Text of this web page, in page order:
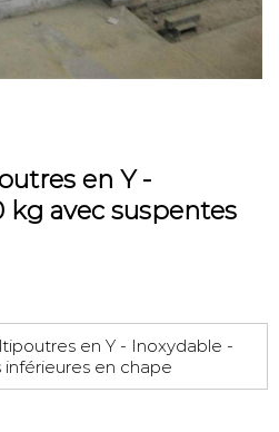
en Y -
kg avec suspentes
en Y - Inoxydable -
en chape